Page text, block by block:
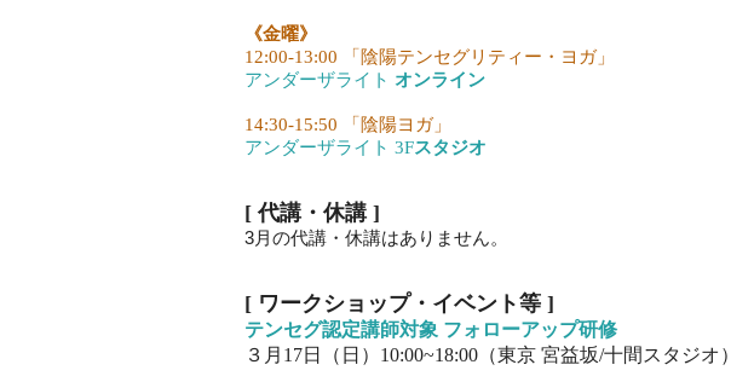
《金曜》
12:00-13:00 「陰陽テンセグリティー・ヨガ」
アンダーザライト オンライン
14:30-15:50 「陰陽ヨガ」
アンダーザライト 3Fスタジオ
[ 代講・休講 ]
3月の代講・休講はありません。
[ ワークショップ・イベント等 ]
テンセグ認定講師対象 フォローアップ研修
３月17日（日）10:00~18:00（東京 宮益坂/十間スタジオ）